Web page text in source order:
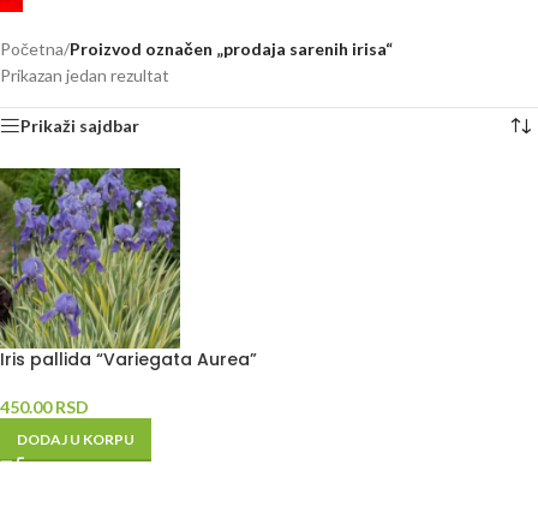
Početna/Proizvod označen „prodaja sarenih irisa“
Prikazan jedan rezultat
Prikaži sajdbar
Iris pallida “Variegata Aurea”
450.00RSD
DODAJ U KORPU